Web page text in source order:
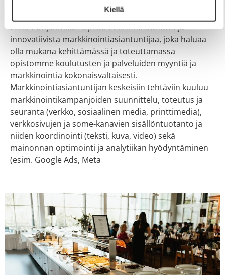
Kiellä
Etelä-Pohjanmaan Opisto etsii innostunutta ja
innovatiivista markkinointiasiantuntijaa, joka haluaa
olla mukana kehittämässä ja toteuttamassa
opistomme koulutusten ja palveluiden myyntiä ja
markkinointia kokonaisvaltaisesti.
Markkinointiasiantuntijan keskeisiin tehtäviin kuuluu
markkinointikampanjoiden suunnittelu, toteutus ja
seuranta (verkko, sosiaalinen media, printtimedia),
verkkosivujen ja some-kanavien sisällöntuotanto ja
niiden koordinointi (teksti, kuva, video) sekä
mainonnan optimointi ja analytiikan hyödyntäminen
(esim. Google Ads, Meta